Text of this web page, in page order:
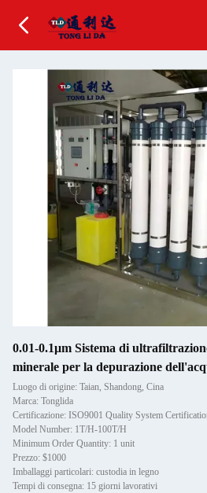
0.01-0.1μm Sistema di
minerale per la depurazione
Luogo di origine: Taian, Shandong, Cina
Marca: Tonglida
Certificazione: ISO9001 Quality System
Model Number: 1T/H-100T/H
Minimum Order Quantity: 1 unit
Prezzo: $1000
Imballaggi particolari: custodia in legno
Tempi di consegna: 15 giorni lavorativi